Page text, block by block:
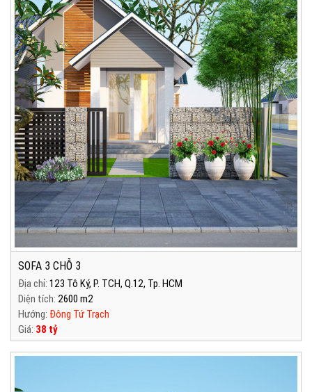
SOFA 3 CHỖ 3
Địa chỉ: 123 Tô Ký, P. TCH, Q.12, Tp. HCM
Diện tích: 2600 m2
Hướng: Đông Tứ Trạch
Giá: 38 tỷ